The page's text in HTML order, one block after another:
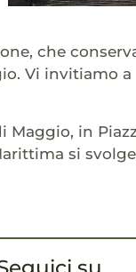
che
Vi invitiamo a
Maggio, in
si